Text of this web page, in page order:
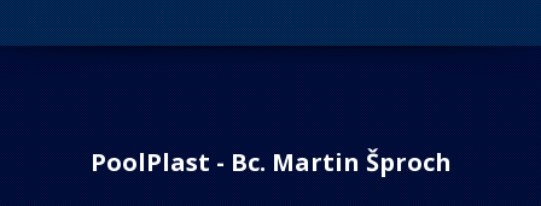
PoolPlast - Bc. Martin Šproch